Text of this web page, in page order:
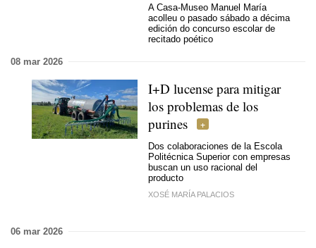
A Casa-Museo Manuel María
acolleu o pasado sábado a décima
edición do concurso escolar de
recitado poético
08 mar 2026
I+D lucense para mitigar
los problemas de los
purines
Dos colaboraciones de la Escola
Politécnica Superior con empresas
buscan un uso racional del
producto
XOSÉ MARÍA PALACIOS
06 mar 2026